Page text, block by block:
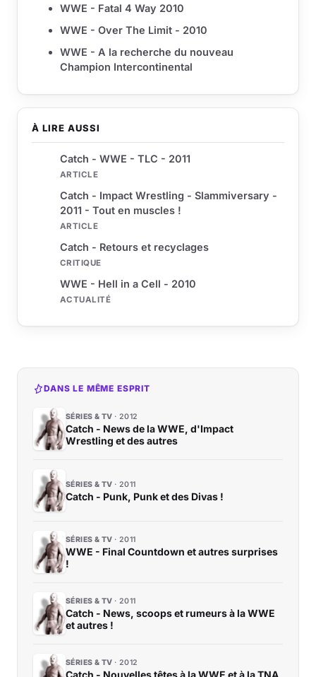
À LIRE AUSSI
Catch - WWE - TLC - 2011
ARTICLE
Catch - Impact Wrestling - Slammiversary -
2011 - Tout en muscles !
ARTICLE
Catch - Retours et recyclages
CRITIQUE
WWE - Hell in a Cell - 2010
ACTUALITÉ
WWE - Fatal 4 Way 2010
WWE - Over The Limit - 2010
WWE - A la recherche du nouveau
Champion Intercontinental
DANS LE MÊME ESPRIT
SÉRIES & TV 2012
Catch - News de la WWE, d'Impact
Wrestling et des autres
SÉRIES & TV 2011
Catch - Punk, Punk et des Divas !
SÉRIES & TV 2011
WWE - Final Countdown et autres surprises
!
SÉRIES & TV 2011
Catch - News, scoops et rumeurs à la WWE
et autres !
SÉRIES & TV 2012